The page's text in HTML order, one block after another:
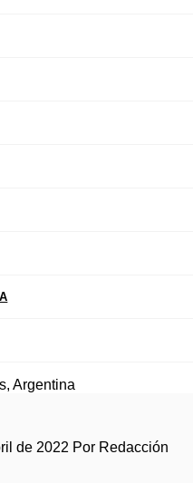
Argentina
de 2022 Por Redacción